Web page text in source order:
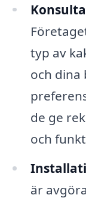
typ av
och dina
de ge
och
är